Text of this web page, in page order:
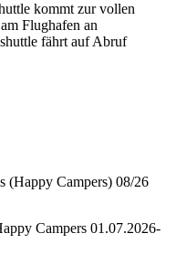
kommt zur vollen
Flughafen an
fährt auf Abruf
(Happy Campers) 08/26
Campers 01.07.2026-